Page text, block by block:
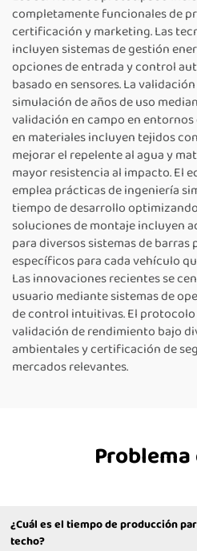
completamente funcionales de
certificación y marketing. Las
incluyen sistemas de gestión
opciones de entrada y control
basado en sensores. La
simulación de años de uso
validación en campo en
en materiales incluyen tejidos
mejorar el repelente al agua y
mayor resistencia al impacto. El
emplea prácticas de ingeniería
tiempo de desarrollo
soluciones de montaje incluyen
para diversos sistemas de
específicos para cada vehículo
Las innovaciones recientes se
usuario mediante sistemas de
de control intuitivas. El
validación de rendimiento bajo
ambientales y certificación de
mercados relevantes.
¿Cuál es el tiempo de producción
techo?